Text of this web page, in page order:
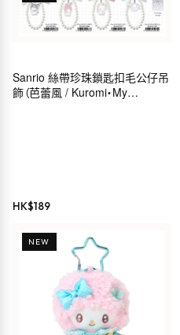
Sanrio 絲帶珍珠鎖匙扣毛公仔吊
飾（芭蕾風 / Kuromi・My
HK$189
NEW